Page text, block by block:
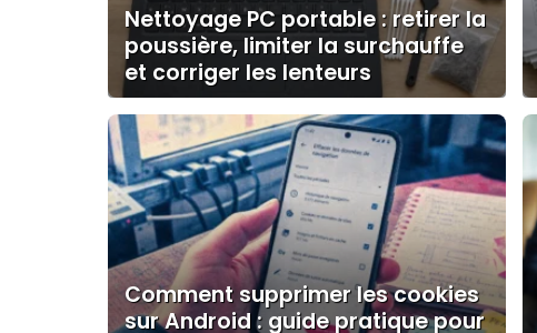
Nettoyage PC portable : retirer la
poussière, limiter la surchauffe
et corriger les lenteurs
Comment supprimer les cookies
sur Android : guide pratique pour